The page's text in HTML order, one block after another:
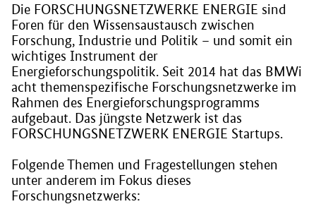
Die FORSCHUNGSNETZWERKE ENERGIE sind
Foren für den Wissensaustausch zwischen
Forschung, Industrie und Politik – und somit ein
wichtiges Instrument der
Energieforschungspolitik. Seit 2014 hat das BMWi
acht themenspezifische Forschungsnetzwerke im
Rahmen des Energieforschungsprogramms
aufgebaut. Das jüngste Netzwerk ist das
FORSCHUNGSNETZWERK ENERGIE Startups.
Folgende Themen und Fragestellungen stehen
unter anderem im Fokus dieses
Forschungsnetzwerks: